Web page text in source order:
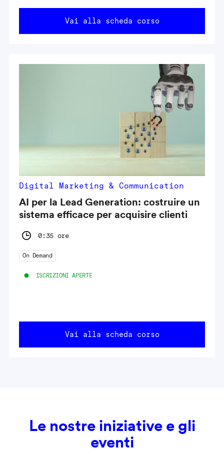
Vai alla scheda corso
Digital Marketing & Communication
AI per la Lead Generation: costruire un
sistema efficace per acquisire clienti
0:35 ore
On Demand
ISCRIZIONI APERTE
Vai alla scheda corso
Le nostre iniziative e gli
eventi